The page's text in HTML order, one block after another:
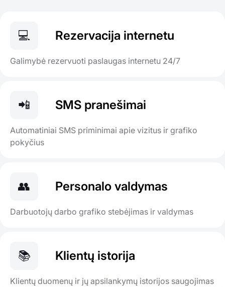
💻 Rezervacija internetu
Galimybė rezervuoti paslaugas internetu 24/7
📲 SMS pranešimai
Automatiniai SMS priminimai apie vizitus ir grafiko
pokyčius
👥 Personalo valdymas
Darbuotojų darbo grafiko stebėjimas ir valdymas
📚 Klientų istorija
Klientų duomenų ir jų apsilankymų istorijos saugojimas